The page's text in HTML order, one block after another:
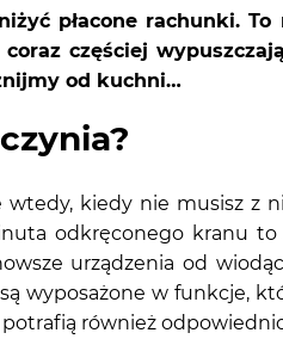
płacone rachunki.
częściej
od kuchni…
wtedy, kiedy nie musisz
odkręconego kranu
urządzenia od
wyposażone w funkcje,
również